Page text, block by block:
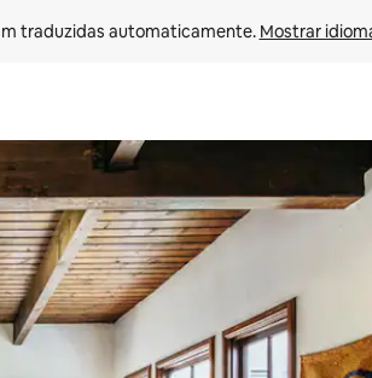
traduzidas automaticamente. Mostrar